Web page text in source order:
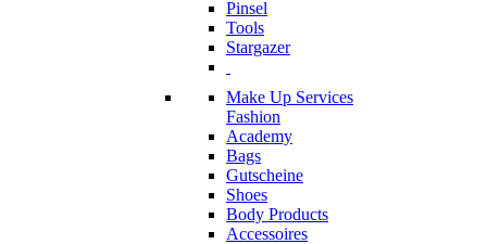
Pinsel
Tools
Stargazer
Make Up Services
Fashion
Academy
Bags
Gutscheine
Shoes
Body Products
Accessoires